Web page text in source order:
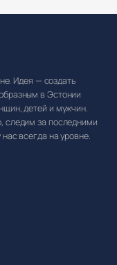
Идея — создать
в Эстонии
детей и мужчин.
следим за последними
всегда на уровне.